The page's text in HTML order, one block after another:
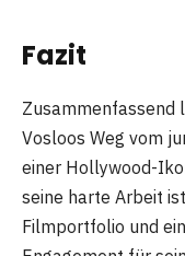
Fazit
Zusammenfassend
Vosloos Weg vom
einer Hollywood-
seine harte Arbeit
Filmportfolio und